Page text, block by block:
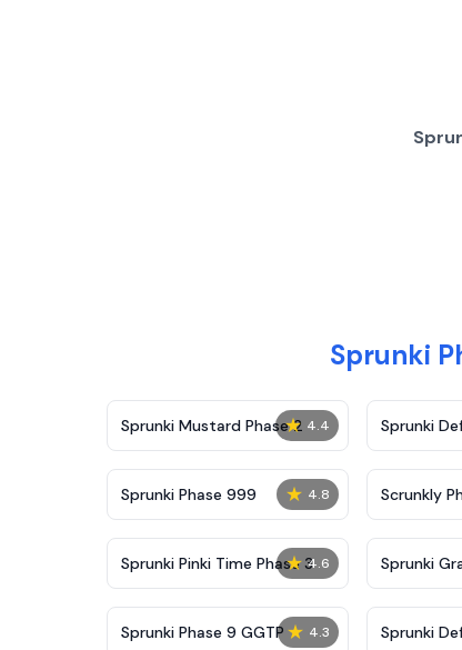
Sprunki
★ 4.4
Sprunki Mustard Phase 2 Sprunki
★ 4.8
Sprunki Phase 999 Scrunkly
★ 4.6
Sprunki Pinki Time Phase 3 Sprunki
★ 4.3
Sprunki Phase 9 GGTP
Sprunki